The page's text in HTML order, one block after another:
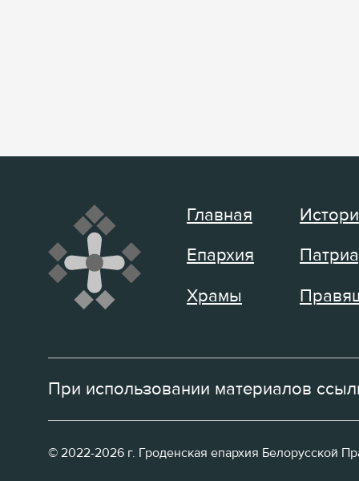
Главная
Епархия
Храмы
При использовании материалов
© 2022-2026 г. Гроденская епархия Белорусской